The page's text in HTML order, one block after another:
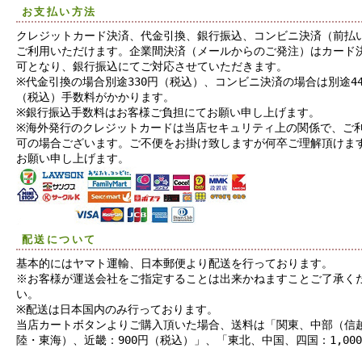
お支払い方法
クレジットカード決済、代金引換、銀行振込、コンビニ決済（前払
ご利用いただけます。企業間決済（メールからのご発注）はカード
可となり、銀行振込にてご対応させていただきます。
※代金引換の場合別途330円（税込）、コンビニ決済の場合は別途
（税込）手数料がかかります。
※銀行振込手数料はお客様ご負担にてお願い申し上げます。
※海外発行のクレジットカードは当店セキュリティ上の関係で、ご
可の場合ございます。ご不便をお掛け致しますが何卒ご理解頂けま
お願い申し上げます。
配送について
基本的にはヤマト運輸、日本郵便より配送を行っております。
※お客様が運送会社をご指定することは出来かねますことご了承く
い。
※配送は日本国内のみ行っております。
当店カートボタンよりご購入頂いた場合、送料は「関東、中部（信
陸・東海）、近畿：900円（税込）」、「東北、中国、四国：